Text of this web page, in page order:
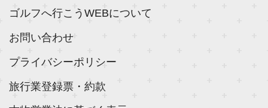
ゴルフへ行こうWEBについて
お問い合わせ
プライバシーポリシー
旅行業登録票・約款